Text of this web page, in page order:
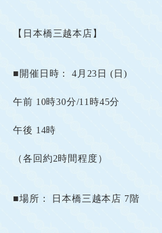
【日本橋三越本店】
■開催日時： 4 月 23 日 ( 日 )
午前 10時30分/11時45分
午後 14時
（各回約2時間程度）
■場所： 日本橋三越本店 7階